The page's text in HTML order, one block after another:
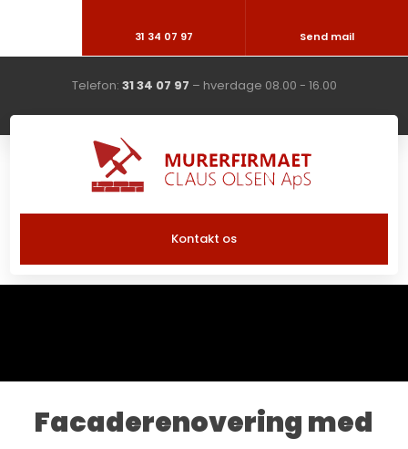
31 34 07 97 Send mail
Telefon: 31 34 07 97 – hverdage 08.00 - 16.00
Kontakt os​
Facaderenovering med